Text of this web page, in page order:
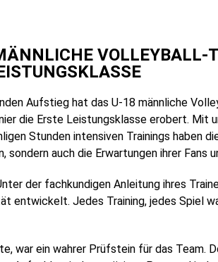
VOLLEYBALL-
Aufstieg hat das U-18 männliche
die Erste Leistungsklasse erobert. Mit
Stunden intensiven Trainings haben
sondern auch die Erwartungen ihrer
der fachkundigen Anleitung ihres
Jedes Training, jedes Spiel
war ein wahrer Prüfstein für das Team.